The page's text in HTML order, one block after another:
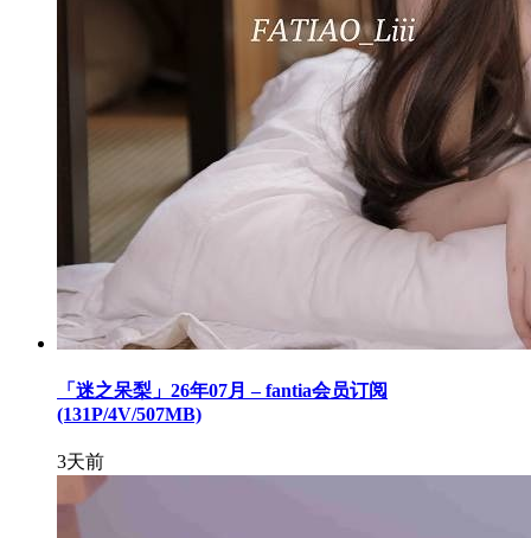
「迷之呆梨」26年07月 – fantia会员订阅
(131P/4V/507MB)
3天前